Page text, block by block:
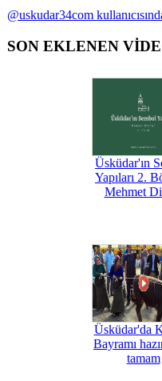
@uskudar34com
SON EKLENEN
Üsküdar'ın
Yapıları 2.
Mehmet
Üsküdar'da
Bayramı
tamam